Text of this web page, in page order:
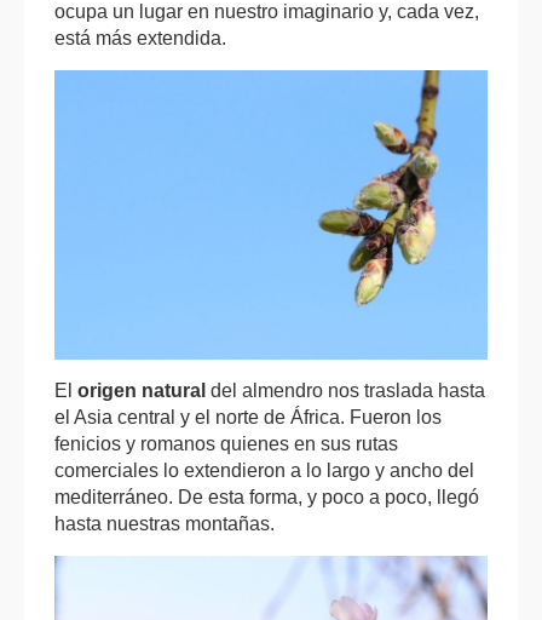
ocupa un lugar en nuestro imaginario y, cada vez,
está más extendida.
El origen natural del almendro nos traslada hasta
el Asia central y el norte de África. Fueron los
fenicios y romanos quienes en sus rutas
comerciales lo extendieron a lo largo y ancho del
mediterráneo. De esta forma, y poco a poco, llegó
hasta nuestras montañas.